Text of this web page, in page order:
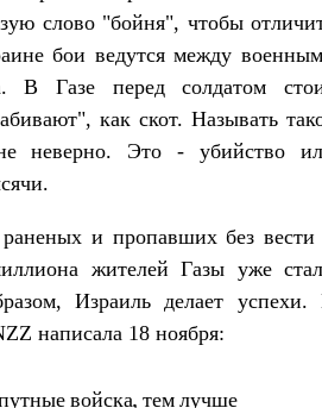
слово "бойня", чтобы
бои ведутся между
В Газе перед солдатом
как скот. Называть
неверно. Это - убийство
и пропавших без вести
жителей Газы уже
Израиль делает успехи.
написала 18 ноября:
войска, тем лучше